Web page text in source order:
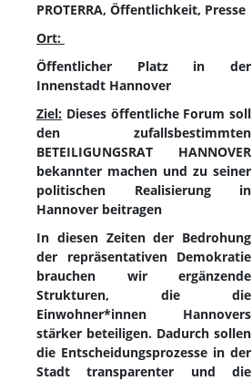
PROTERRA, Öffentlichkeit, Presse
Ort:
Öffentlicher Platz in der
Innenstadt Hannover
Ziel: Dieses öffentliche Forum soll
den zufallsbestimmten
BETEILIGUNGSRAT HANNOVER
bekannter machen und zu seiner
politischen Realisierung in
Hannover beitragen
In diesen Zeiten der Bedrohung
der repräsentativen Demokratie
brauchen wir ergänzende
Strukturen, die die
Einwohner*innen Hannovers
stärker beteiligen. Dadurch sollen
die Entscheidungsprozesse in der
Stadt transparenter und die